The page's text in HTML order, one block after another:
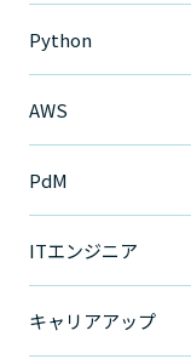
Python
AWS
PdM
ITエンジニア
キャリアアップ